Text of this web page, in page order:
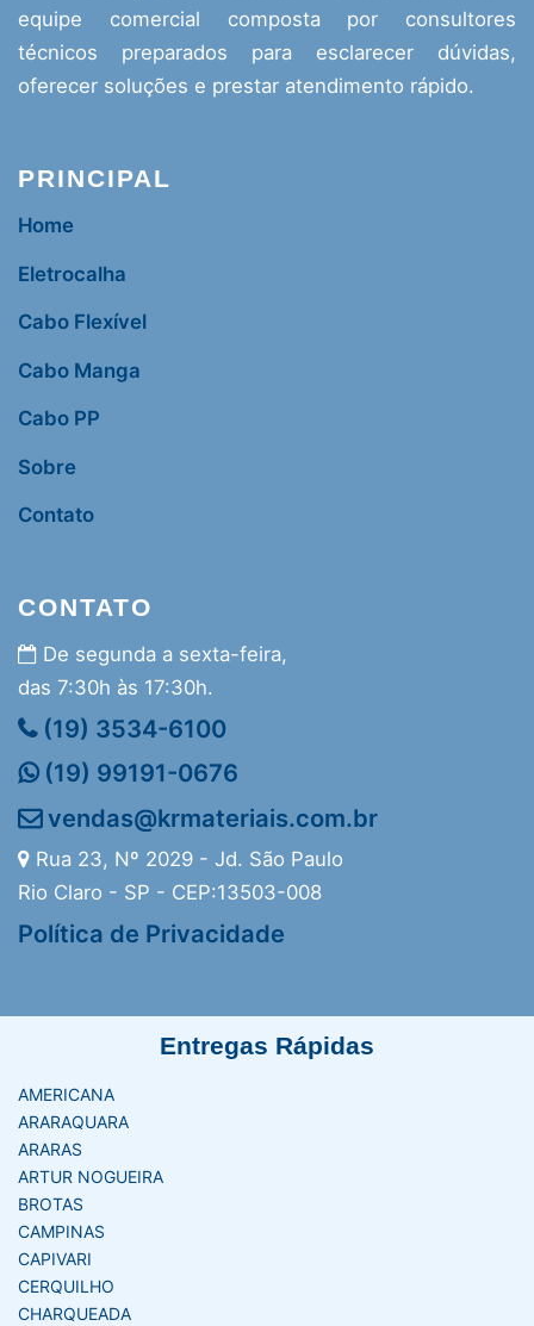
equipe comercial composta por consultores
técnicos preparados para esclarecer dúvidas,
oferecer soluções e prestar atendimento rápido.
PRINCIPAL
Home
Eletrocalha
Cabo Flexível
Cabo Manga
Cabo PP
Sobre
Contato
CONTATO
De segunda a sexta-feira,
das 7:30h às 17:30h.
(19) 3534-6100
(19) 99191-0676
vendas@krmateriais.com.br
Rua 23, Nº 2029 - Jd. São Paulo
Rio Claro - SP - CEP:13503-008
Política de Privacidade
Entregas Rápidas
AMERICANA
ARARAQUARA
ARARAS
ARTUR NOGUEIRA
BROTAS
CAMPINAS
CAPIVARI
CERQUILHO
CHARQUEADA